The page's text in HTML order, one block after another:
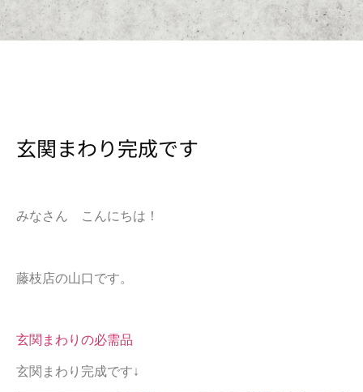
玄関まわり完成です
みなさん こんにちは！
藤枝店の山口です。
玄関まわりの必需品
玄関まわり完成です↓